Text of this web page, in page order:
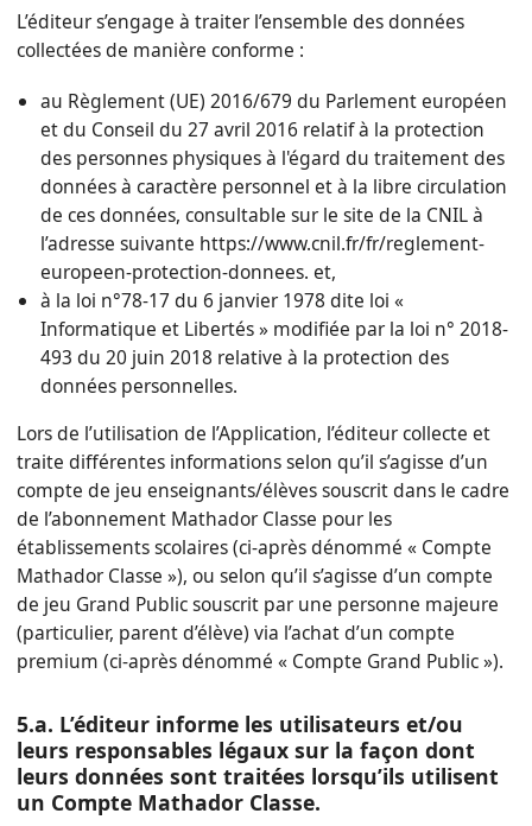
L’éditeur s’engage à traiter l’ensemble des données
collectées de manière conforme :
au Règlement (UE) 2016/679 du Parlement européen
et du Conseil du 27 avril 2016 relatif à la protection
des personnes physiques à l'égard du traitement des
données à caractère personnel et à la libre circulation
de ces données, consultable sur le site de la CNIL à
l’adresse suivante https://www.cnil.fr/fr/reglement-
europeen-protection-donnees. et,
à la loi n°78-17 du 6 janvier 1978 dite loi «
Informatique et Libertés » modifiée par la loi n° 2018-
493 du 20 juin 2018 relative à la protection des
données personnelles.
Lors de l’utilisation de l’Application, l’éditeur collecte et
traite différentes informations selon qu’il s’agisse d’un
compte de jeu enseignants/élèves souscrit dans le cadre
de l’abonnement Mathador Classe pour les
établissements scolaires (ci-après dénommé « Compte
Mathador Classe »), ou selon qu’il s’agisse d’un compte
de jeu Grand Public souscrit par une personne majeure
(particulier, parent d’élève) via l’achat d’un compte
premium (ci-après dénommé « Compte Grand Public »).
5.a. L’éditeur informe les utilisateurs et/ou
leurs responsables légaux sur la façon dont
leurs données sont traitées lorsqu’ils utilisent
un Compte Mathador Classe.